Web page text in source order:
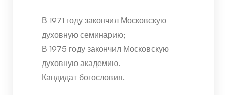
В 1971 году закончил Московскую
духовную семинарию;
В 1975 году закончил Московскую
духовную академию.
Кандидат богословия.